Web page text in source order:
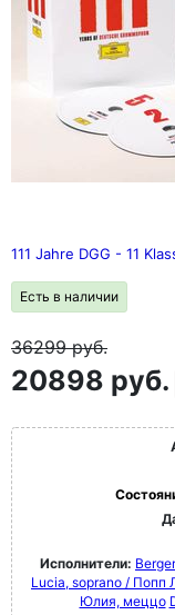
111 Jahre DGG - 11
Есть в наличии
36299руб.
20898 руб.
Исполнители:
Lucia, soprano / Попп
Юлия, меццо